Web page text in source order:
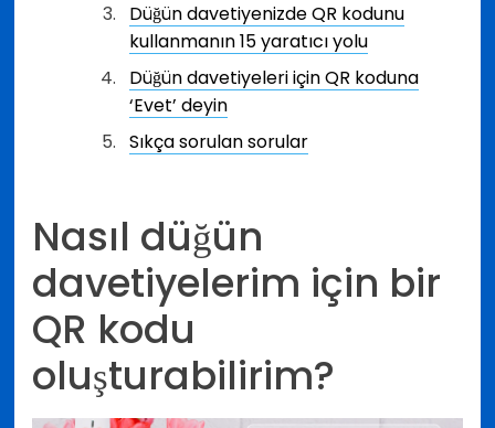
Düğün davetiyenizde QR kodunu
kullanmanın 15 yaratıcı yolu
Düğün davetiyeleri için QR koduna
‘Evet’ deyin
Sıkça sorulan sorular
Nasıl düğün
davetiyelerim için bir
QR kodu
oluşturabilirim?